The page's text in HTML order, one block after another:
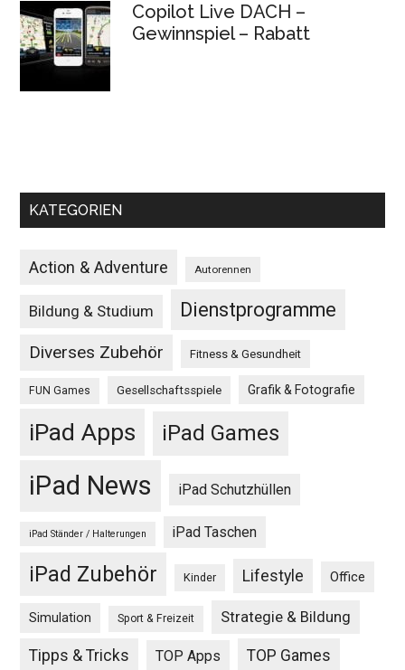
Copilot Live DACH –
Gewinnspiel – Rabatt
KATEGORIEN
Action & Adventure Autorennen
Bildung & Studium Dienstprogramme
Diverses Zubehör Fitness & Gesundheit
FUN Games Gesellschaftsspiele Grafik & Fotografie
iPad Apps iPad Games
iPad News iPad Schutzhüllen
iPad Ständer / Halterungen iPad Taschen
iPad Zubehör Kinder Lifestyle Office
Simulation Sport & Freizeit Strategie & Bildung
Tipps & Tricks TOP Apps TOP Games